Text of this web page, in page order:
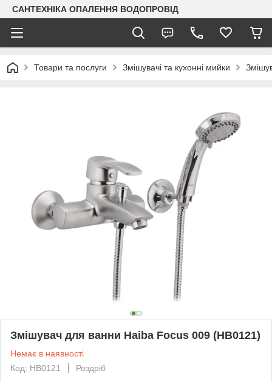
САНТЕХНІКА ОПАЛЕННЯ ВОДОПРОВІД
Товари та послуги Змішувачі та кухонні мийки
Змішувач для ванни Haiba Focus 009 (HB0121)
Немає в наявності
Код: HB0121
Роздріб